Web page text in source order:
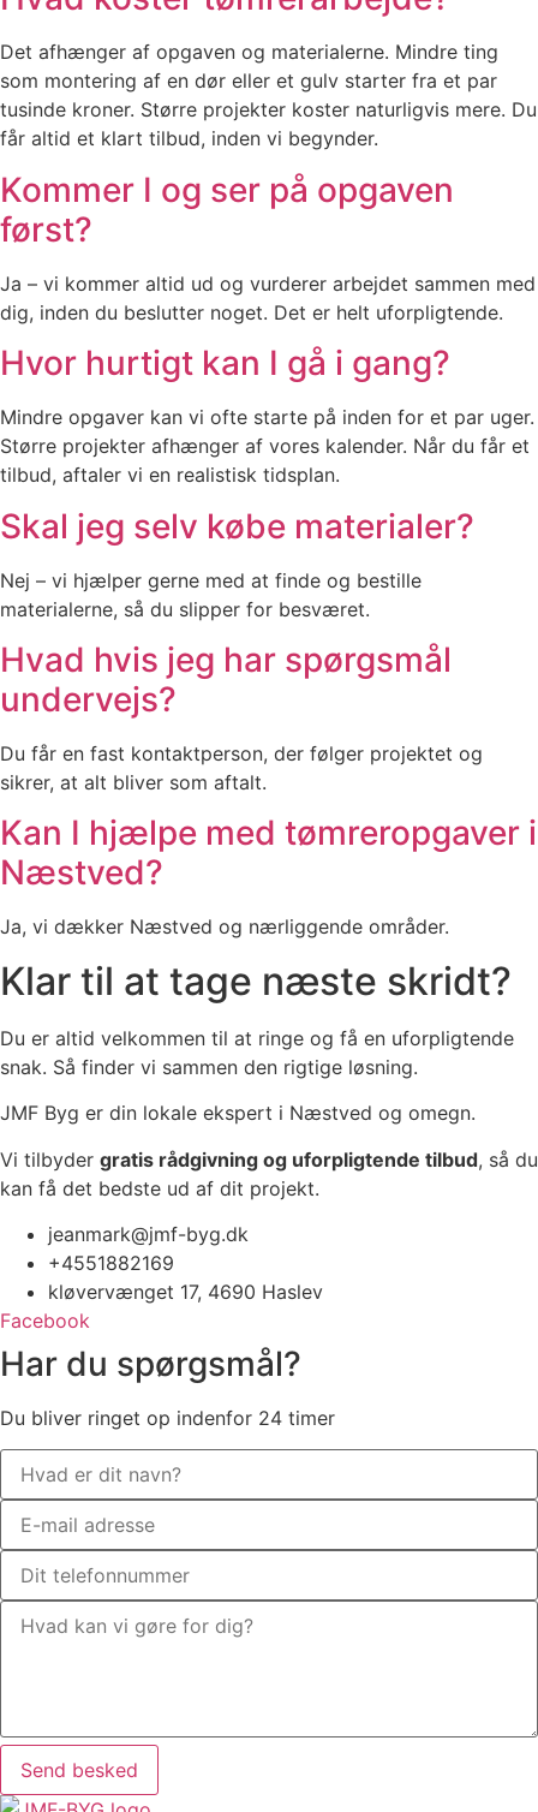
Det afhænger af opgaven og materialerne. Mindre ting
som montering af en dør eller et gulv starter fra et par
tusinde kroner. Større projekter koster naturligvis mere. Du
får altid et klart tilbud, inden vi begynder.
Kommer I og ser på opgaven
først?
Ja – vi kommer altid ud og vurderer arbejdet sammen med
dig, inden du beslutter noget. Det er helt uforpligtende.
Hvor hurtigt kan I gå i gang?
Mindre opgaver kan vi ofte starte på inden for et par uger.
Større projekter afhænger af vores kalender. Når du får et
tilbud, aftaler vi en realistisk tidsplan.
Skal jeg selv købe materialer?
Nej – vi hjælper gerne med at finde og bestille
materialerne, så du slipper for besværet.
Hvad hvis jeg har spørgsmål
undervejs?
Du får en fast kontaktperson, der følger projektet og
sikrer, at alt bliver som aftalt.
Kan I hjælpe med tømreropgaver i
Næstved?
Ja, vi dækker Næstved og nærliggende områder.
Klar til at tage næste skridt?
Du er altid velkommen til at ringe og få en uforpligtende
snak. Så finder vi sammen den rigtige løsning.
JMF Byg er din lokale ekspert i Næstved og omegn.
Vi tilbyder gratis rådgivning og uforpligtende tilbud, så du
kan få det bedste ud af dit projekt.
jeanmark@jmf-byg.dk
+4551882169
kløvervænget 17, 4690 Haslev
Facebook
Har du spørgsmål?
Du bliver ringet op indenfor 24 timer
Send besked